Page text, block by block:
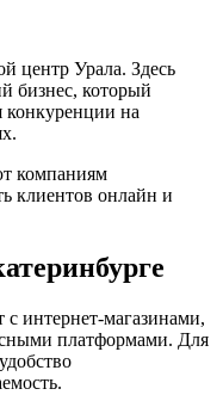
центр Урала. Здесь
бизнес, который
конкуренции на
компаниям
клиентов онлайн и
с интернет-магазинами,
платформами. Для